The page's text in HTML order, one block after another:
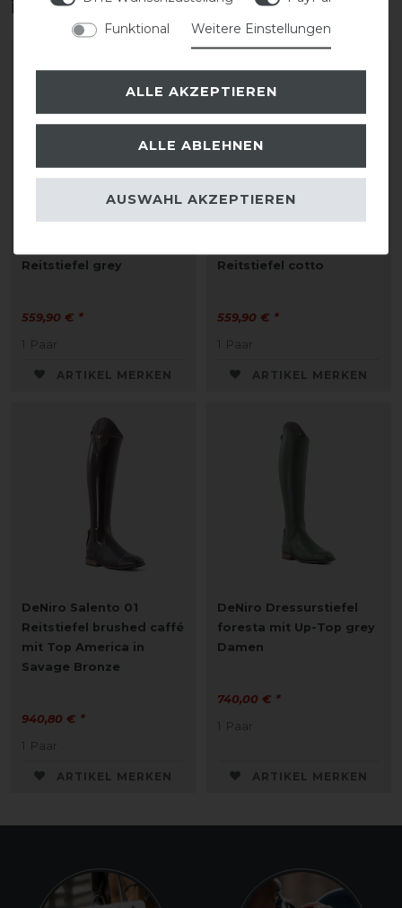
interessieren
Reitstiefel grey
559,90 € *
1 Paar
ARTIKEL MERKEN
Reitstiefel cotto
559,90 € *
1 Paar
ARTIKEL MERKEN
DeNiro Salento 01
Reitstiefel brushed caffé
mit Top America in
Savage Bronze
940,80 € *
1 Paar
ARTIKEL MERKEN
DeNiro Dressurstiefel
foresta mit Up-Top grey
Damen
740,00 € *
1 Paar
ARTIKEL MERKEN
Funktional
Weitere Einstellungen
ALLE AKZEPTIEREN
ALLE ABLEHNEN
AUSWAHL AKZEPTIEREN